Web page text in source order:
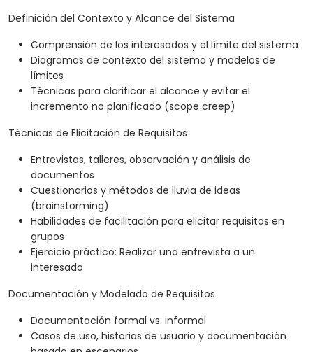
Definición del Contexto y Alcance del Sistema
Comprensión de los interesados y el límite del sistema
Diagramas de contexto del sistema y modelos de
límites
Técnicas para clarificar el alcance y evitar el
incremento no planificado (scope creep)
Técnicas de Elicitación de Requisitos
Entrevistas, talleres, observación y análisis de
documentos
Cuestionarios y métodos de lluvia de ideas
(brainstorming)
Habilidades de facilitación para elicitar requisitos en
grupos
Ejercicio práctico: Realizar una entrevista a un
interesado
Documentación y Modelado de Requisitos
Documentación formal vs. informal
Casos de uso, historias de usuario y documentación